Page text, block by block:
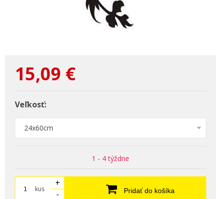
15,09 €
Veľkosť:
24x60cm
1 - 4 týždne
kus
+
-
Pridať do košíka